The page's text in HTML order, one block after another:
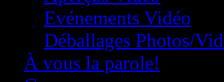
Evénements Vidéo
Déballages Photos/
À vous la parole!